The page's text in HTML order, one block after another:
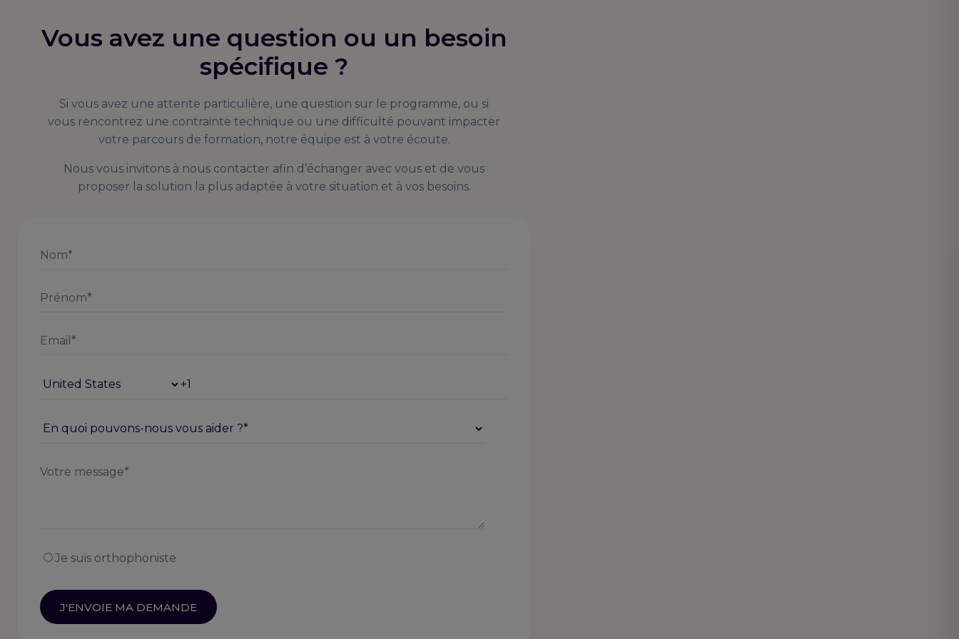
Vous avez une question ou un besoin
spécifique ?
Si vous avez une attente particulière, une question sur le programme, ou si
vous rencontrez une contrainte technique ou une difficulté pouvant impacter
votre parcours de formation, notre équipe est à votre écoute.
Nous vous invitons à nous contacter afin d’échanger avec vous et de vous
proposer la solution la plus adaptée à votre situation et à vos besoins.
Je suis orthophoniste